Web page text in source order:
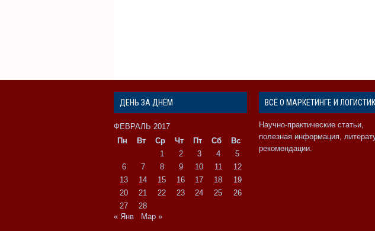
ДЕНЬ ЗА ДНЁМ
ФЕВРАЛЬ 2017
Пн
Вт Ср Чт Пт Сб
Вс
1
2 3 4
5
6
7 8 9 10 11
12
13
14 15 16 17 18
19
20
21 22 23 24 25
26
27
28
« Янв
Мар »
ВСЁ О МАРКЕТИНГЕ И
Научно-практические статьи,
полезная информация,
рекомендации.